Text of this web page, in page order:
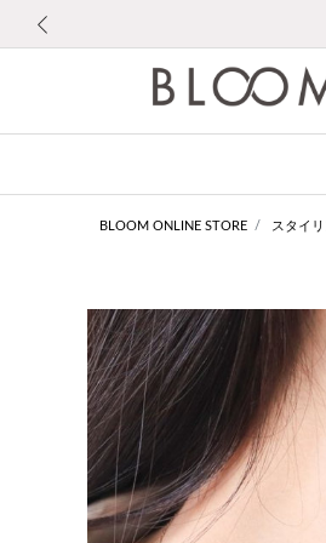
BLOOM ONLINE STORE スタイ